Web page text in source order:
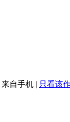
来自手机 | 只看该